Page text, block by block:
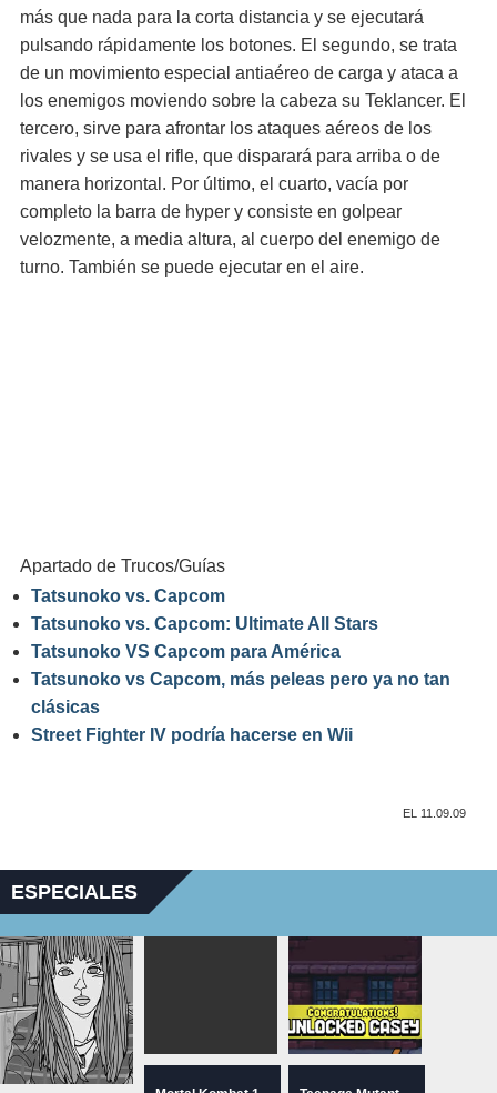
más que nada para la corta distancia y se ejecutará
pulsando rápidamente los botones. El segundo, se trata
de un movimiento especial antiaéreo de carga y ataca a
los enemigos moviendo sobre la cabeza su Teklancer. El
tercero, sirve para afrontar los ataques aéreos de los
rivales y se usa el rifle, que disparará para arriba o de
manera horizontal. Por último, el cuarto, vacía por
completo la barra de hyper y consiste en golpear
velozmente, a media altura, al cuerpo del enemigo de
turno. También se puede ejecutar en el aire.
Apartado de Trucos/Guías
Tatsunoko vs. Capcom
Tatsunoko vs. Capcom: Ultimate All Stars
Tatsunoko VS Capcom para América
Tatsunoko vs Capcom, más peleas pero ya no tan
clásicas
Street Fighter IV podría hacerse en Wii
EL 11.09.09
ESPECIALES